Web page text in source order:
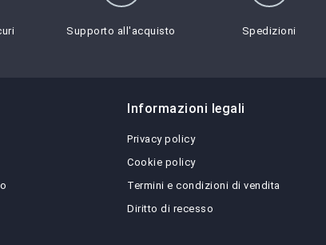
Supporto all'acquisto Spedizioni
Informazioni legali
Privacy policy
Cookie policy
Termini e condizioni di vendita
Diritto di recesso